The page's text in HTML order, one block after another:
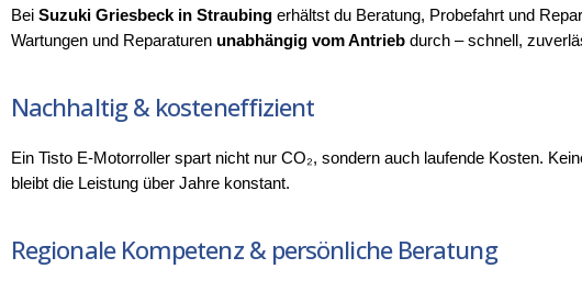
Bei Suzuki Griesbeck in Straubing erhältst du Beratung, Probefahrt und
Wartungen und Reparaturen unabhängig vom Antrieb durch – schnell,
Nachhaltig & kosteneffizient
Ein Tisto E‑Motorroller spart nicht nur CO₂, sondern auch laufende Kosten.
bleibt die Leistung über Jahre konstant.
Regionale Kompetenz & persönliche Beratung